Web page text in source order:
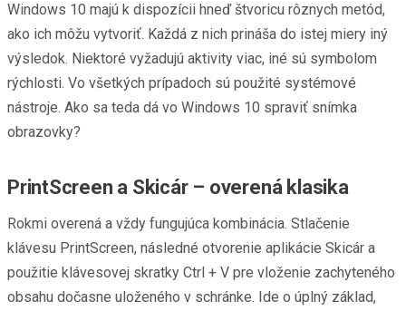
Windows 10 majú k dispozícii hneď štvoricu rôznych metód,
ako ich môžu vytvoriť. Každá z nich prináša do istej miery iný
výsledok. Niektoré vyžadujú aktivity viac, iné sú symbolom
rýchlosti. Vo všetkých prípadoch sú použité systémové
nástroje. Ako sa teda dá vo Windows 10 spraviť snímka
obrazovky?
PrintScreen a Skicár – overená klasika
Rokmi overená a vždy fungujúca kombinácia. Stlačenie
klávesu PrintScreen, následné otvorenie aplikácie Skicár a
použitie klávesovej skratky Ctrl + V pre vloženie zachyteného
obsahu dočasne uloženého v schránke. Ide o úplný základ,